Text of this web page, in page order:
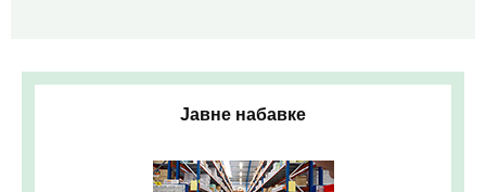
Јавне набавке